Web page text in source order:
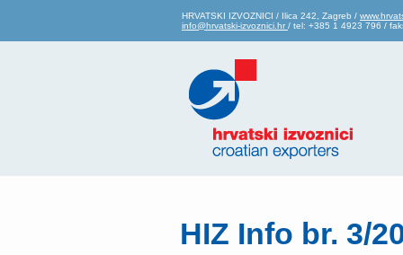
HRVATSKI IZVOZNICI / Ilica 242, Zagreb /
info@hrvatski-izvoznici.hr / tel: +385 1 4923 796 /
HIZ Info br. 3/